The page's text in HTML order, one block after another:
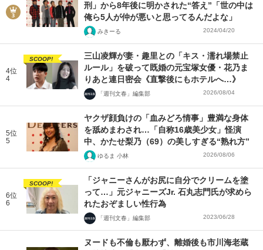
刑」から8年後に明かされた“答え”「世の中は
俺ら5人が仲が悪いと思ってるんだよな」
みきーる 2024/04/20
4位
4
SCOOP!
三山凌輝が妻・趣里との「キス・濡れ場禁止
ルール」を破って既婚の元宝塚女優・花乃ま
りあと連日密会《直撃後にもホテルへ…》
「週刊文春」編集部 2026/08/04
5位
5
ヤクザ顔負けの「血みどろ情事」豊満な身体
を舐めまわされ…「自称16歳美少女」怪演
中、かたせ梨乃（69）の美しすぎる“熟れ方”
ゆるま 小林 2026/08/06
6位
6
SCOOP!
「ジャニーさんがお尻に自分でクリームを塗
って…」元ジャニーズJr. 石丸志門氏が求めら
れたおぞましい性行為
「週刊文春」編集部 2023/06/28
ヌードも不倫も厭わず、離婚後も市川海老蔵